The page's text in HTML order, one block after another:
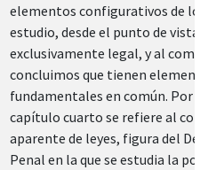
elementos configurativos de
estudio, desde el punto de vista
exclusivamente legal, y al
concluimos que tienen
fundamentales en común. Por
capítulo cuarto se refiere al
aparente de leyes, figura del
Penal en la que se estudia la